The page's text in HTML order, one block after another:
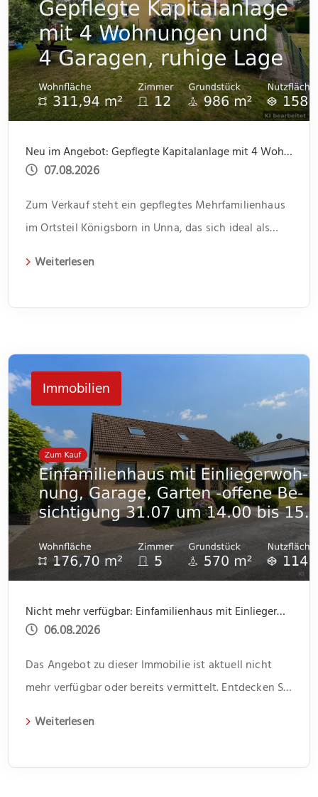
Neu im Angebot: Gepflegte Kapitalanlage mit 4 Wohnungen und 4 Garagen, ruhige Lage
07.08.2026
Zum Verkauf steht ein gepflegtes Mehrfamilienhaus
im Ortsteil Königsborn in Unna, das sich ideal als
[…]
Weiterlesen
Immobilien
Nicht mehr verfügbar: Einfamilienhaus mit Einliegerwohnung, Garage, Garten -offene Besichtigung 31.07 um 14.00 bis 15.30
06.08.2026
Das Angebot zu dieser Immobilie ist aktuell nicht
mehr verfügbar oder bereits vermittelt. Entdecken Sie
Weiterlesen